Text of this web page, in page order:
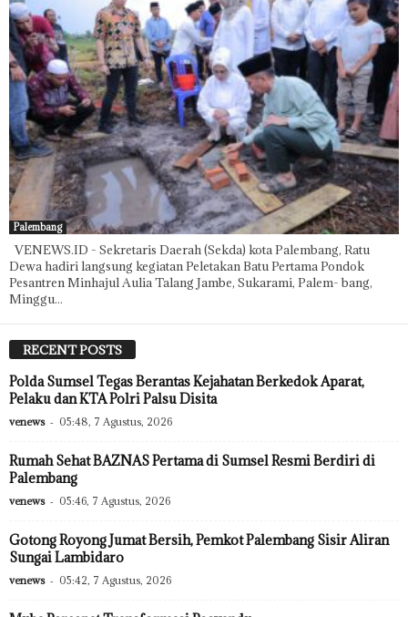
Palembang
VENEWS.ID - Sekretaris Daerah (Sekda) kota Palembang, Ratu
Dewa hadiri langsung kegiatan Peletakan Batu Pertama Pondok
Pesantren Minhajul Aulia Talang Jambe, Sukarami, Palem- bang,
Minggu...
RECENT POSTS
Polda Sumsel Tegas Berantas Kejahatan Berkedok Aparat,
Pelaku dan KTA Polri Palsu Disita
venews - 05:48, 7 Agustus, 2026
Rumah Sehat BAZNAS Pertama di Sumsel Resmi Berdiri di
Palembang
venews - 05:46, 7 Agustus, 2026
Gotong Royong Jumat Bersih, Pemkot Palembang Sisir Aliran
Sungai Lambidaro
venews - 05:42, 7 Agustus, 2026